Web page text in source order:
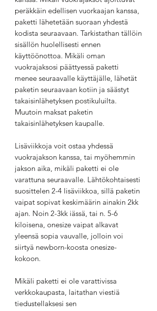
peräkkäin edellisen vuorkaajan kanssa,
paketti lähetetään suoraan yhdestä
kodista seuraavaan. Tarkistathan tällöin
sisällön huolellisesti ennen
käyttöönottoa. Mikäli oman
vuokrajaksosi päättyessä paketti
menee seuraavalle käyttäjälle, lähetät
paketin seuraavaan kotiin ja säästyt
takaisinlähetyksen postikuluilta.
Muutoin maksat paketin
takaisinlähetyksen kaupalle.
Lisäviikkoja voit ostaa yhdessä
vuokrajakson kanssa, tai myöhemmin
jakson aika, mikäli paketti ei ole
varattuna seuraavalle. Lähtökohtaisesti
suosittelen 2-4 lisäviikkoa, sillä paketin
vaipat sopivat keskimäärin ainakin 2kk
ajan. Noin 2-3kk iässä, tai n. 5-6
kiloisena, onesize vaipat alkavat
yleensä sopia vauvalle, jolloin voi
siirtyä newborn-koosta onesize-
kokoon.
Mikäli paketti ei ole varattivissa
verkkokaupasta, laitathan viestiä
tiedustellaksesi sen